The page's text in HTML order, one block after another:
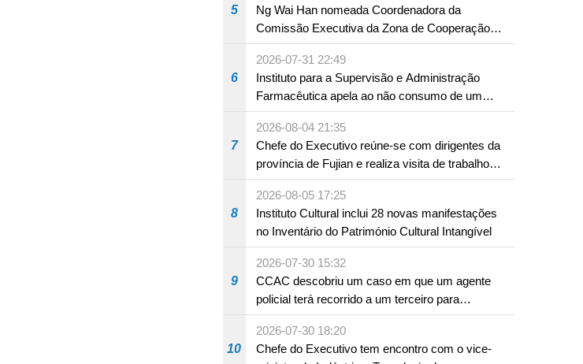
5
Ng Wai Han nomeada Coordenadora da
Comissão Executiva da Zona de Cooperação
Aprofundada entre Guangdong e Macau em
Hengqin
6
2026-07-31 22:49
Instituto para a Supervisão e Administração
Farmacêutica apela ao não consumo de um
produto com substâncias medicamentosas
ocidentais
7
2026-08-04 21:35
Chefe do Executivo reúne-se com dirigentes da
província de Fujian e realiza visita de trabalho
em Fuzhou
8
2026-08-05 17:25
Instituto Cultural inclui 28 novas manifestações
no Inventário do Património Cultural Intangível
9
2026-07-30 15:32
CCAC descobriu um caso em que um agente
policial terá recorrido a um terceiro para
assumir por si a culpa na sequência de uma
infracção rodoviária
10
2026-07-30 18:20
Chefe do Executivo tem encontro com o vice-